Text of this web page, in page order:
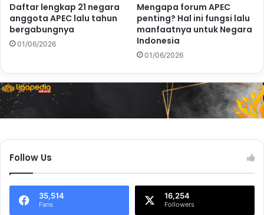
Daftar lengkap 21 negara
anggota APEC lalu tahun
bergabungnya
01/06/2026
Mengapa forum APEC
penting? Hal ini fungsi lalu
manfaatnya untuk Negara
Indonesia
01/06/2026
Follow Us
35,514
Fans
16,254
Followers